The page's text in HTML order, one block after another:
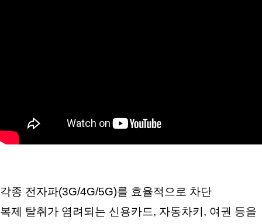
각종 전자파(3G/4G/5G)를 효율적으로 차단
복제 탈취가 염려되는 신용카드, 자동차키, 여권 등을